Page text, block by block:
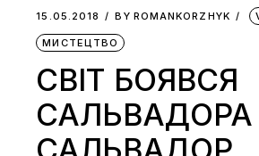
15.05.2018 BY ROMANKORZHYK
МИСТЕЦТВО
СВІТ БОЯВСЯ
САЛЬВАДОРА